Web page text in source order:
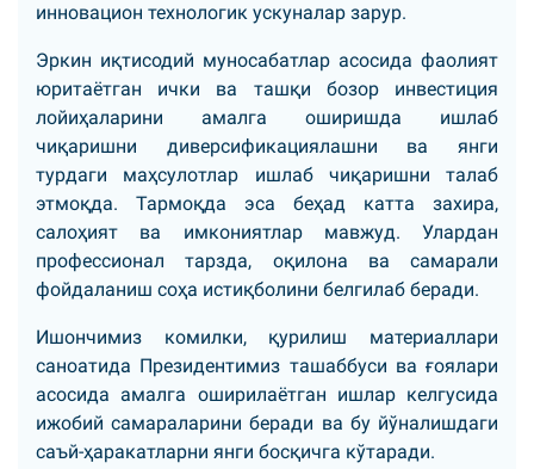
инновацион технологик ускуналар зарур.
Эркин иқтисодий муносабатлар асосида фаолият
юритаётган ички ва ташқи бозор инвестиция
лойиҳаларини амалга оширишда ишлаб
чиқаришни диверсификациялашни ва янги
турдаги маҳсулотлар ишлаб чиқаришни талаб
этмоқда. Тармоқда эса беҳад катта захира,
салоҳият ва имкониятлар мавжуд. Улардан
профессионал тарзда, оқилона ва самарали
фойдаланиш соҳа истиқболини белгилаб беради.
Ишончимиз комилки, қурилиш материаллари
саноатида Президентимиз ташаббуси ва ғоялари
асосида амалга оширилаётган ишлар келгусида
ижобий самараларини беради ва бу йўналишдаги
саъй-ҳаракатларни янги босқичга кўтаради.